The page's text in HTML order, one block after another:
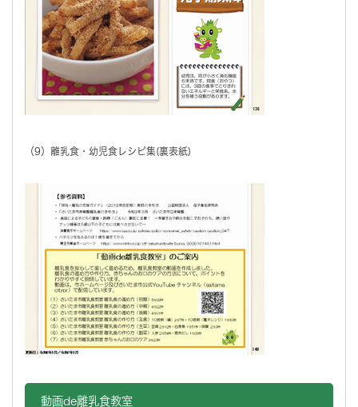
（9）離乳食・幼児食レシピ集(裏表紙)
動画de離乳食教室